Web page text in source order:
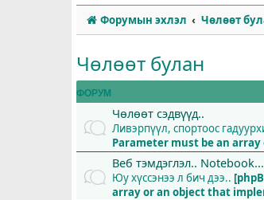
Форумын эхлэл Чөлөөт
Чөлөөт булан
ФОРУМ
Чөлөөт сэдвүүд..
Ливэрпүүл, спортоос
Parameter must be an
Веб тэмдэглэл..
Юу хүссэнээ л бич дээ..
array or an object that